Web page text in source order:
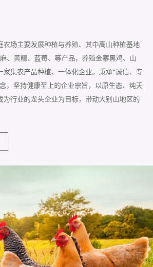
农场主要发展种植与养殖、其中高山种植基地
、黄精、蓝莓、等产品，养殖金寨黑鸡、山
家集农产品种植、一体化企业。秉承“诚信、专
，坚持健康至上的企业宗旨，以原生态、纯天
为行业的龙头企业为目标，带动大别山地区的